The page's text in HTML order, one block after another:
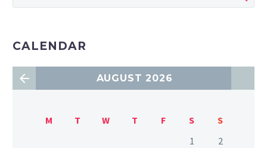
CALENDAR
AUGUST 2026
M T W T F S
S
1
2